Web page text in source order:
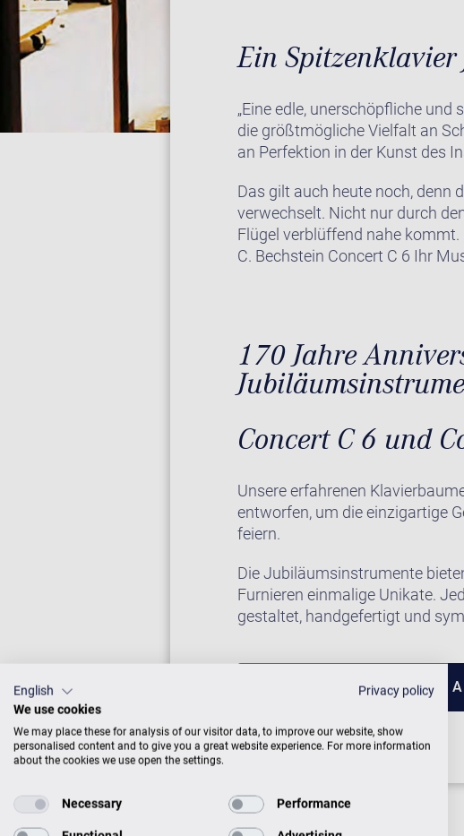
Ein
„Eine edle, unerschöpfliche
die größtmögliche Vielfalt an
an Perfektion in der Kunst des
Das gilt auch heute noch, denn
verwechselt. Nicht nur durch
Flügel verblüffend nahe
C. Bechstein Concert C 6 Ihr
170 Jahre
Concert C 6 und
Unsere erfahrenen
entworfen, um die einzigartige
feiern.
Die Jubiläumsinstrumente
Furnieren einmalige Unikate.
gestaltet, handgefertigt und
KLAVIER IM CENTRUM
English
Privacy policy
We use cookies
We may place these for analysis of our visitor data, to improve our website, show
personalised content and to give you a great website experience. For more information
about the cookies we use open the settings.
Necessary Performance